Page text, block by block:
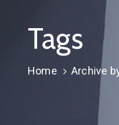
Tags
Home Archive